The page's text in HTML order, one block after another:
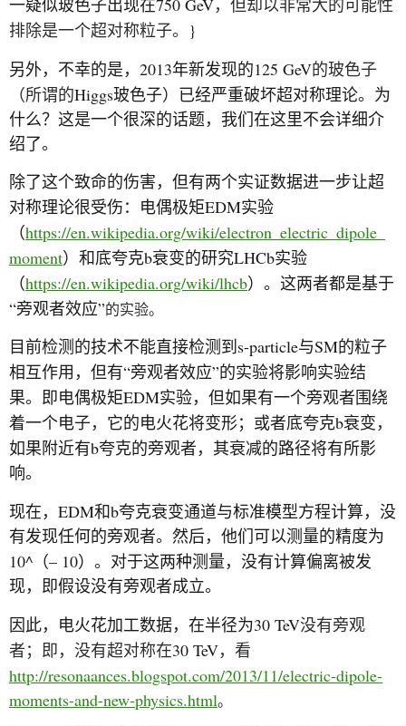
一疑似玻色子出现在
，但却以非常大的可能性
排除是一个超对称粒子。 }
另外，不幸的是， 2013年新发现的125 GeV的玻色子
（所谓的Higgs玻色子）已经严重破坏超对称理论。为
什么？这是一个很深的话题，我们在这里不会详细介
绍了。
除了这个致命的伤害，但有两个实证数据进一步让超
对称理论很受伤：电偶极矩EDM实验
（https://en.wikipedia.org/wiki/electron_electric_dipole_
moment）和底夸克b衰变的研究LHCb实验
（https://en.wikipedia.org/wiki/lhcb）。这两者都是基于
“旁观者效应”的实验。
目前检测的技术不能直接检测到 s-particle与SM的粒子
相互作用，但有“旁观者效应”的实验将影响实验结
果。即电偶极矩EDM实验，但如果有一个旁观者围绕
着一个电子，它的电火花将变形；或者底夸克b衰变，
如果附近有b夸克的旁观者，其衰减的路径将有所影
响。
现在， EDM和b夸克衰变通道与标准模型方程计算，没
有发现任何的旁观者。然后，他们可以测量的精度为
10^ （– 10）。对于这两种测量，没有计算偏离被发
现，即假设没有旁观者成立。
因此，电火花加工数据，在半径为30 TeV没有旁观
者；即，没有超对称在30 TeV，看
http://resonaances.blogspot.com/2013/11/electric-dipole-
moments-and-new-physics.html。